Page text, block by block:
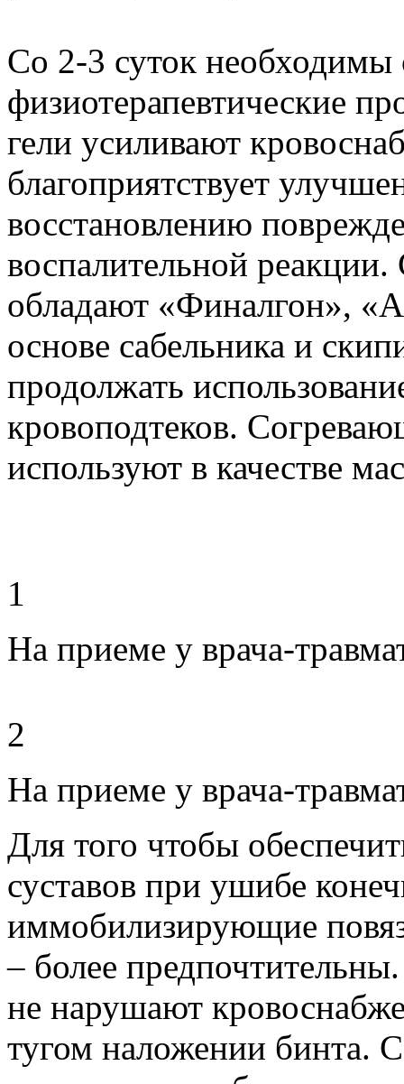
Со 2-3 суток
физиотерапевтические
гели усиливают
благоприятствует
восстановлению
воспалительной
обладают «Финалгон»,
основе сабельника и
продолжать
кровоподтеков.
используют в качестве
1
На приеме у врача-
2
На приеме у врача-
Для того чтобы
суставов при ушибе
иммобилизирующие
– более
не нарушают
тугом наложении бинта.